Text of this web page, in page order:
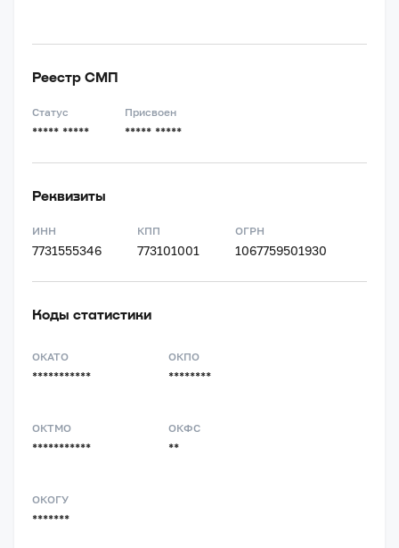
Реестр СМП
Статус
***** *****
Присвоен
***** *****
Реквизиты
ИНН
7731555346
КПП
773101001
ОГРН
1067759501930
Коды статистики
ОКАТО
***********
ОКПО
********
ОКТМО
***********
ОКФС
**
ОКОГУ
*******